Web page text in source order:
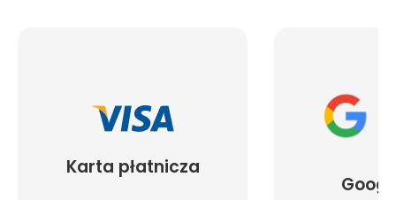
Karta płatnicza